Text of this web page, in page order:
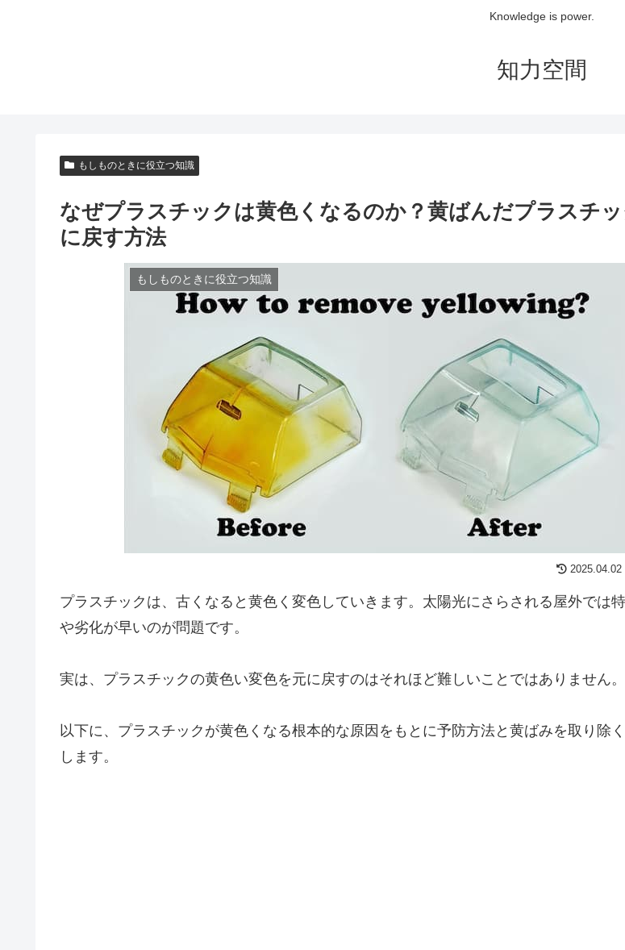
Knowledge is power.
知力空間
もしものときに役立つ知識
なぜプラスチックは黄色くなるのか？黄ばんだプラスチ
に戻す方法
もしものときに役立つ知識
2025.04.02
プラスチックは、古くなると黄色く変色していきます。太陽光にさらされる屋外では
や劣化が早いのが問題です。
実は、プラスチックの黄色い変色を元に戻すのはそれほど難しいことではありません。
以下に、プラスチックが黄色くなる根本的な原因をもとに予防方法と黄ばみを取り除
します。